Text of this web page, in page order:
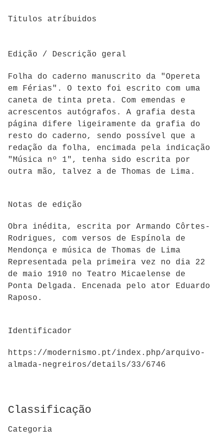
Titulos atríbuidos
Edição / Descrição geral
Folha do caderno manuscrito da "Opereta
em Férias". O texto foi escrito com uma
caneta de tinta preta. Com emendas e
acrescentos autógrafos. A grafia desta
página difere ligeiramente da grafia do
resto do caderno, sendo possível que a
redação da folha, encimada pela indicação
"Música nº 1", tenha sido escrita por
outra mão, talvez a de Thomas de Lima.
Notas de edição
Obra inédita, escrita por Armando Côrtes-
Rodrigues, com versos de Espínola de
Mendonça e música de Thomas de Lima
Representada pela primeira vez no dia 22
de maio 1910 no Teatro Micaelense de
Ponta Delgada. Encenada pelo ator Eduardo
Raposo.
Identificador
https://modernismo.pt/index.php/arquivo-
almada-negreiros/details/33/6746
Classificação
Categoria